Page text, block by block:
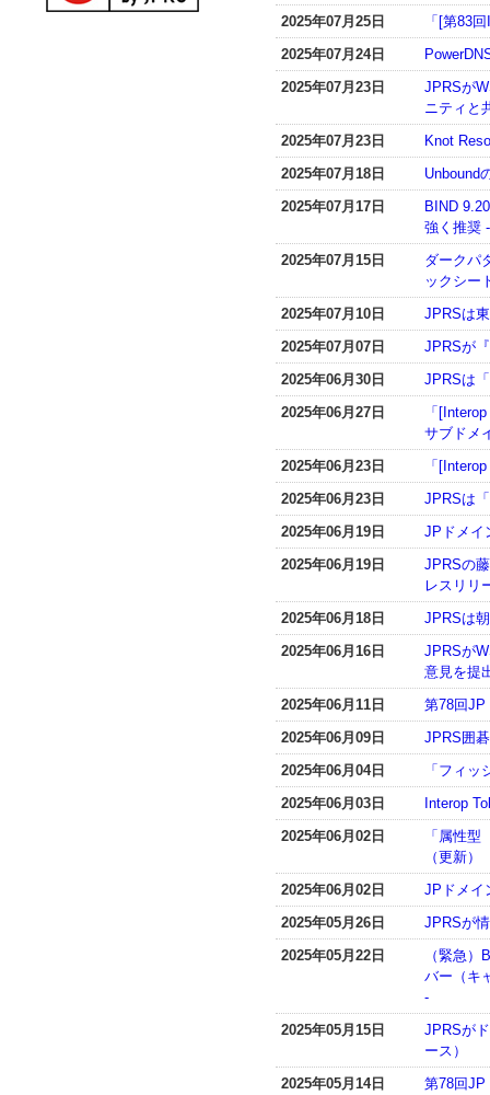
2025年07月25日
「[第83
2025年07月24日
2025年07月23日
JPRSが
ニティと
2025年07月23日
Knot
2025年07月18日
Unbound
2025年07月17日
BIND
強く推奨 -
2025年07月15日
ダークパ
ックシー
2025年07月10日
JPRSは
2025年07月07日
JPRSが
2025年06月30日
JPRSは
2025年06月27日
「
サブドメ
2025年06月23日
「
2025年06月23日
JPRSは
2025年06月19日
JPドメイ
2025年06月19日
JPRSの
レスリリ
2025年06月18日
JPRSは
2025年06月16日
JPRSが
意見を提
2025年06月11日
第78回JP
2025年06月09日
JPRS囲
2025年06月04日
「フィ
2025年06月03日
Interop
2025年06月02日
「属性
（更新）
2025年06月02日
JPドメイ
2025年05月26日
JPRSが
2025年05月22日
（緊急
バー（キ
-
2025年05月15日
JPRSが
ース）
2025年05月14日
第78回JP